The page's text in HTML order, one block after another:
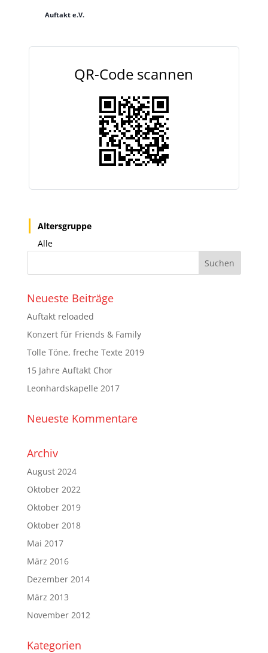
Auftakt e.V.
QR-Code scannen
Altersgruppe
Alle
Neueste Beiträge
Auftakt reloaded
Konzert für Friends & Family
Tolle Töne, freche Texte 2019
15 Jahre Auftakt Chor
Leonhardskapelle 2017
Neueste Kommentare
Archiv
August 2024
Oktober 2022
Oktober 2019
Oktober 2018
Mai 2017
März 2016
Dezember 2014
März 2013
November 2012
Kategorien